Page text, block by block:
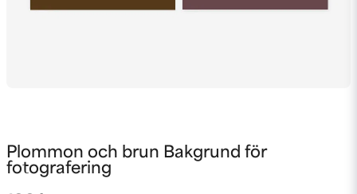
Plommon och brun Bakgrund för
fotografering